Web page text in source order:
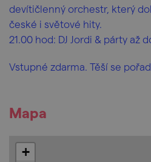
devítičlenný orchestr, který
české i světové hity.
21.00 hod: DJ Jordi & párty až
Vstupné zdarma. Těší se
Mapa
+